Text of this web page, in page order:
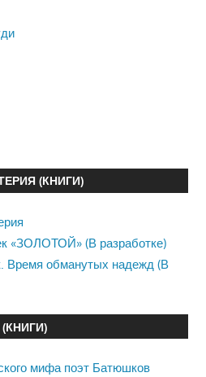
(КНИГИ)
«ЗОЛОТОЙ» (В разработке)
Время обманутых надежд (В
мифа поэт Батюшков